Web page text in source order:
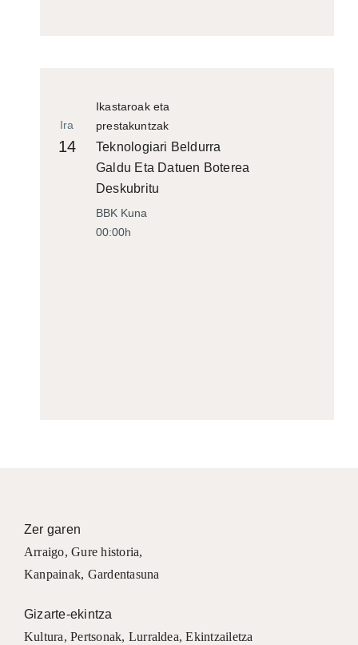
Ikastaroak eta
prestakuntzak
Ira
14
Teknologiari Beldurra
Galdu Eta Datuen Boterea
Deskubritu
BBK Kuna
00:00h
Zer garen
Arraigo,Gure historia,
Kanpainak, Gardentasuna
Gizarte-ekintza
Kultura,Pertsonak, Lurraldea,Ekintzailetza